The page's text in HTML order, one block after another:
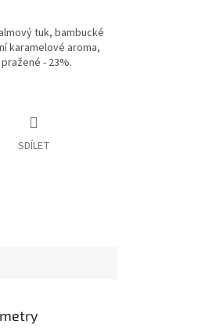
tuk, bambucké
karamelové aroma,
- 23%.
SDÍLET